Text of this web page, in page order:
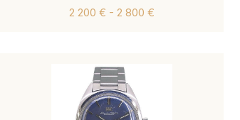
2 200 € - 2 800 €